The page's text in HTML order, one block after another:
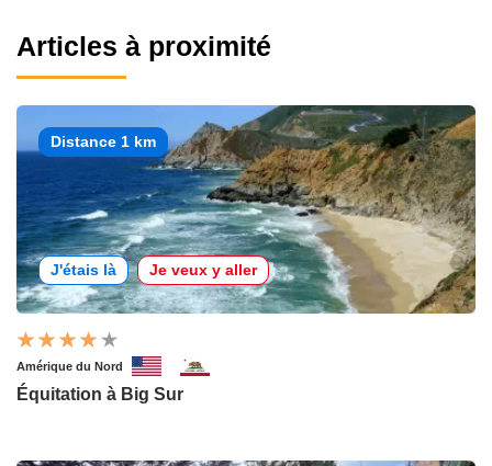
Articles à proximité
Distance 1 km
J'étais là Je veux y aller
Amérique du Nord
Équitation à Big Sur